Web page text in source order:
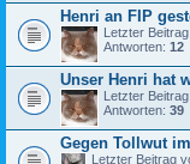
Henri an FIP
Letzter
Antworten: 12
Unser Henri hat
Letzter
Antworten: 39
Gegen Tollwut
Letzter Beitrag